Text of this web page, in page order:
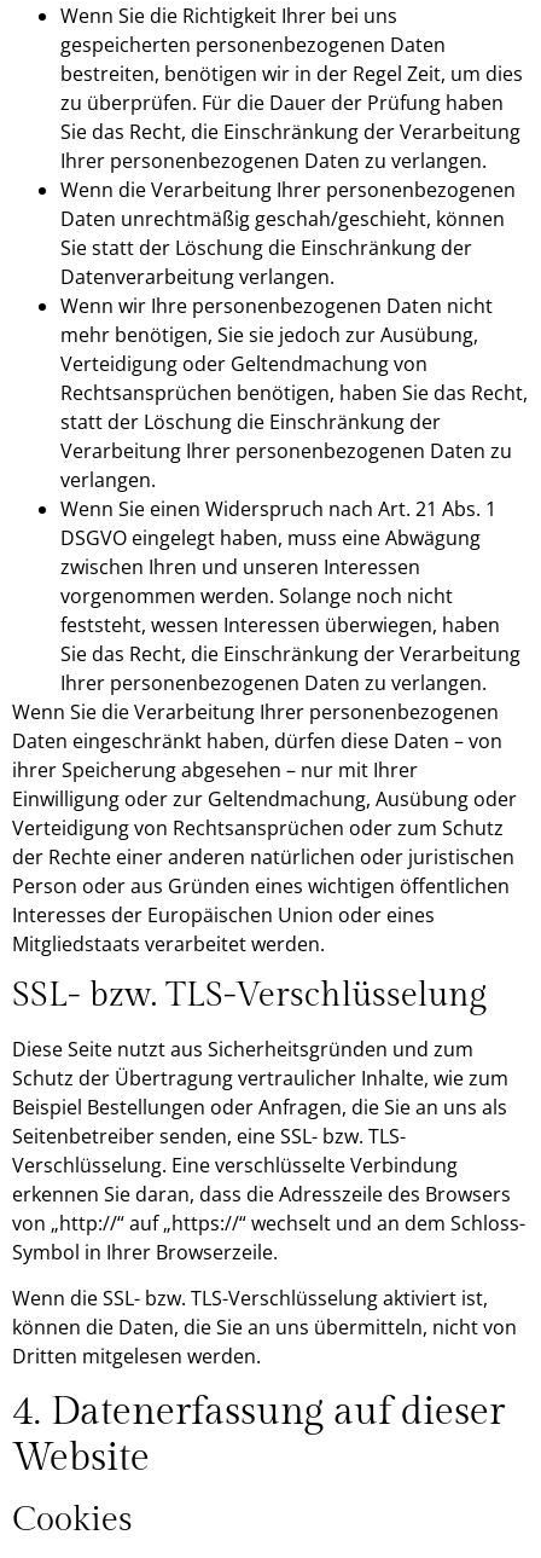
Wenn Sie die Richtigkeit Ihrer bei uns
gespeicherten personenbezogenen Daten
bestreiten, benötigen wir in der Regel Zeit, um dies
zu überprüfen. Für die Dauer der Prüfung haben
Sie das Recht, die Einschränkung der Verarbeitung
Ihrer personenbezogenen Daten zu verlangen.
Wenn die Verarbeitung Ihrer personenbezogenen
Daten unrechtmäßig geschah/geschieht, können
Sie statt der Löschung die Einschränkung der
Datenverarbeitung verlangen.
Wenn wir Ihre personenbezogenen Daten nicht
mehr benötigen, Sie sie jedoch zur Ausübung,
Verteidigung oder Geltendmachung von
Rechtsansprüchen benötigen, haben Sie das Recht,
statt der Löschung die Einschränkung der
Verarbeitung Ihrer personenbezogenen Daten zu
verlangen.
Wenn Sie einen Widerspruch nach Art. 21 Abs. 1
DSGVO eingelegt haben, muss eine Abwägung
zwischen Ihren und unseren Interessen
vorgenommen werden. Solange noch nicht
feststeht, wessen Interessen überwiegen, haben
Sie das Recht, die Einschränkung der Verarbeitung
Ihrer personenbezogenen Daten zu verlangen.
Wenn Sie die Verarbeitung Ihrer personenbezogenen
Daten eingeschränkt haben, dürfen diese Daten – von
ihrer Speicherung abgesehen – nur mit Ihrer
Einwilligung oder zur Geltendmachung, Ausübung oder
Verteidigung von Rechtsansprüchen oder zum Schutz
der Rechte einer anderen natürlichen oder juristischen
Person oder aus Gründen eines wichtigen öffentlichen
Interesses der Europäischen Union oder eines
Mitgliedstaats verarbeitet werden.
SSL- bzw. TLS-Verschlüsselung
Diese Seite nutzt aus Sicherheitsgründen und zum
Schutz der Übertragung vertraulicher Inhalte, wie zum
Beispiel Bestellungen oder Anfragen, die Sie an uns als
Seitenbetreiber senden, eine SSL- bzw. TLS-
Verschlüsselung. Eine verschlüsselte Verbindung
erkennen Sie daran, dass die Adresszeile des Browsers
von „http://“ auf „https://“ wechselt und an dem Schloss-
Symbol in Ihrer Browserzeile.
Wenn die SSL- bzw. TLS-Verschlüsselung aktiviert ist,
können die Daten, die Sie an uns übermitteln, nicht von
Dritten mitgelesen werden.
4. Datenerfassung auf dieser
Website
Cookies